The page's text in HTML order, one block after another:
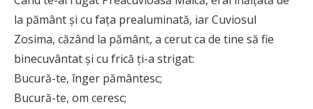
la pământ și cu fața prealu­minată, iar Cuviosul
Zosima, căzând la pământ, a cerut ca de tine să fie
binecuvântat și cu frică ți-a strigat:
Bucură-te, înger pământesc;
Bucură-te, om ceresc;